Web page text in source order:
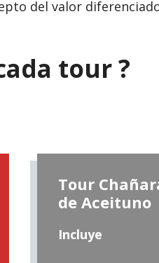
del valor
tour ?
Tour
de Aceituno
Incluye